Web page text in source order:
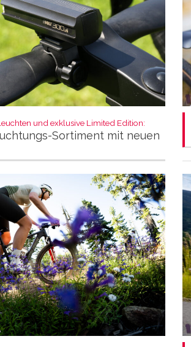
und exklusive Limited Edition:
Sortiment mit neuen